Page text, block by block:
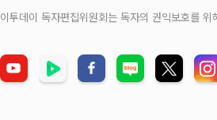
이투데이 독자편집위원회는 독자의 권익보호를